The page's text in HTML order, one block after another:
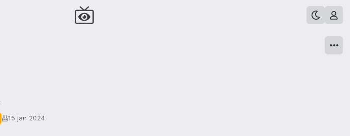
15 jan 2024